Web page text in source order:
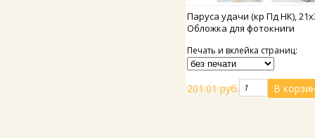
Подробнее
Паруса удачи (кр Пд НК),
Обложка для фотокниги
Печать и вклейка страниц:
201.01 руб.